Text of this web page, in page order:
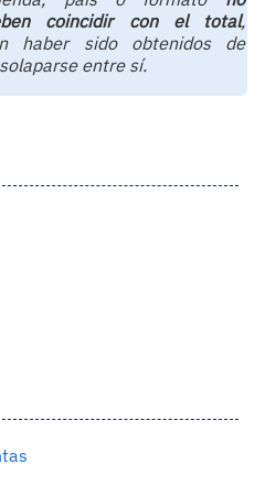
coincidir con el total,
haber sido obtenidos de
entre sí.